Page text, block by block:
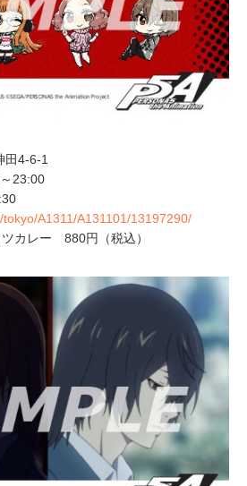
田4-6-1
23:00
A1311/A131101/13197290/
カレー 880円（税込）